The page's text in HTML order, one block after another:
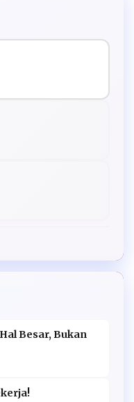
Besar, Bukan